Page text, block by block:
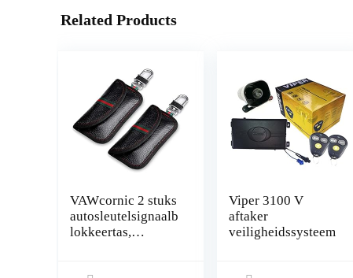
Related Products
VAWcornic 2 stuks
autosleutelsignaalb
lokkeertas,
Viper 3100 V
aftaker
veiligheidssysteem